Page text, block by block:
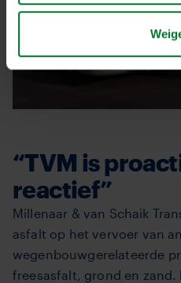
“TVM is
reactief”
Millenaar & van Schaik
asfalt op het vervoer van
wegenbouwgerelateerde
freesasfalt, grond en zand.